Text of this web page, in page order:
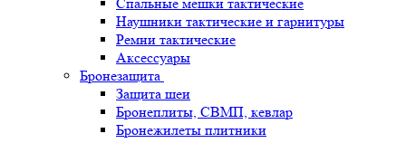
Наушники тактические и гарнитуры
Ремни тактические
Аксессуары
Бронезащита
Защита шеи
Бронеплиты, СВМП, кевлар
Бронежилеты плитники